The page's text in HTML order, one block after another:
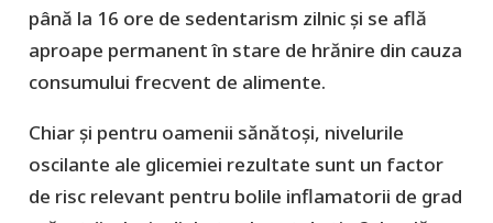
până la 16 ore de sedentarism zilnic și se află
aproape permanent în stare de hrănire din cauza
consumului frecvent de alimente.
Chiar și pentru oamenii sănătoși, nivelurile
oscilante ale glicemiei rezultate sunt un factor
de risc relevant pentru bolile inflamatorii de grad